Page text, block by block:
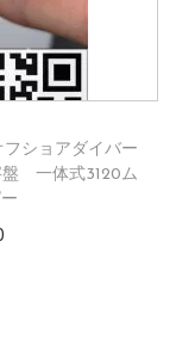
ショアダイバー
盤 一体式3120ム